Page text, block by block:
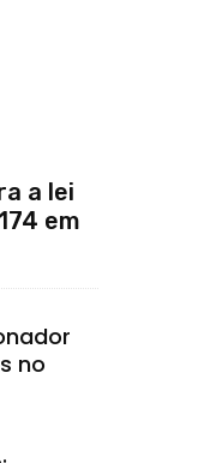
a lei
em
no